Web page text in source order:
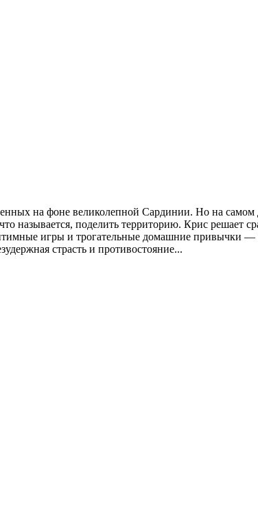
на фоне великолепной Сардинии. Но на
называется, поделить территорию. Крис решает
игры и трогательные домашние
страсть и противостояние...